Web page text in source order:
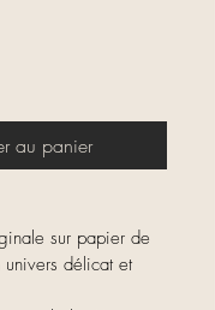
au panier
sur papier de
univers délicat et